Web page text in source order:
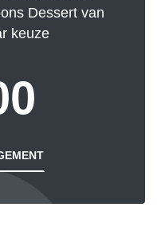
Dessert van
keuze